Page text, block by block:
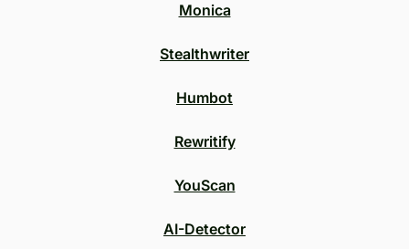
Monica
Stealthwriter
Humbot
Rewritify
YouScan
AI-Detector